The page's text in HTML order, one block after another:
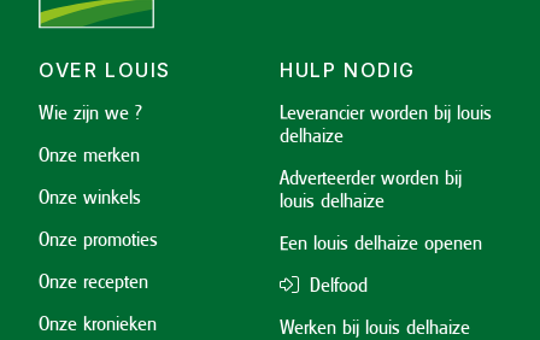
OVER LOUIS
Wie zijn we ?
Onze merken
Onze winkels
Onze promoties
Onze recepten
Onze kronieken
HULP NODIG
Leverancier worden bij louis
delhaize
Adverteerder worden bij
louis delhaize
Een louis delhaize openen
Delfood
Werken bij louis delhaize